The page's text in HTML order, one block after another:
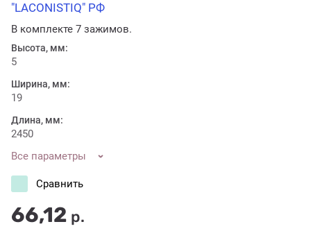
"LACONISTIQ" РФ
В комплекте 7 зажимов.
Высота, мм:
5
Ширина, мм:
19
Длина, мм:
2450
Все параметры
66,12 р.
Сравнить